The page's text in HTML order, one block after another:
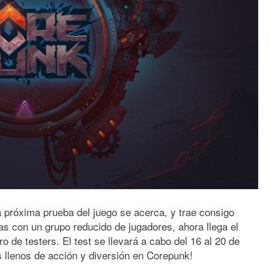
prueba del juego se acerca, y trae consigo
con un grupo reducido de jugadores, ahora llega el
de testers. El test se llevará a cabo del 16 al 20 de
de acción y diversión en Corepunk!